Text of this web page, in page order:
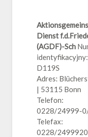
Dienst
(AGDF)-Sch
identyfikacyjny:
D119S
Adres:
| 53115 Bonn
Telefon:
0228/24999-
Telefax:
0228/2499920